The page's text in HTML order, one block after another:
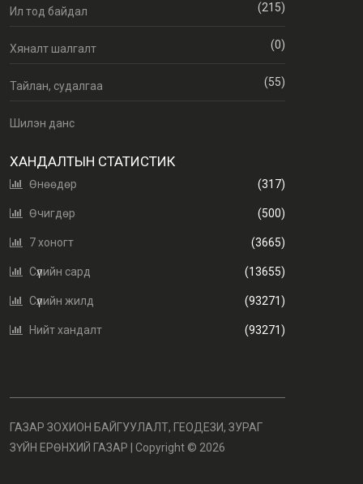
Ил тод байдал (215)
Хяналт шалгалт (0)
Тайлан, судалгаа (55)
Шилэн данс
ХАНДАЛТЫН СТАТИСТИК
Өнөөдөр (317)
Өчигдөр (500)
7 хоногт (3665)
Сүүлийн сард (13655)
Сүүлийн жилд (93271)
Нийт хандалт (93271)
ГАЗАР ЗОХИОН БАЙГУУЛАЛТ, ГЕОДЕЗИ, ЗУРАГ
ЗҮЙН ЕРӨНХИЙ ГАЗАР | Copyright © 2026